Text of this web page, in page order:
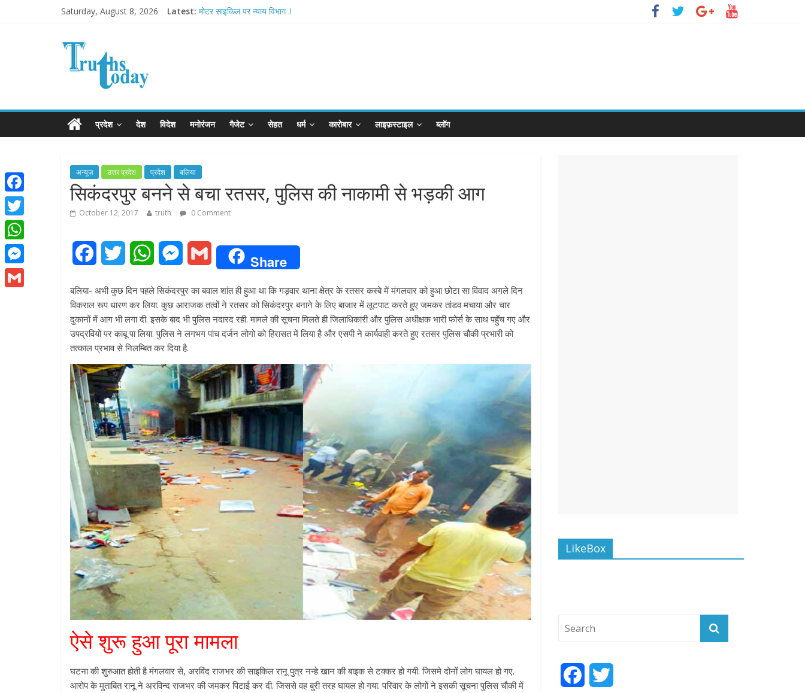
Saturday, August 8, 2026 Latest: मोटर साइकिल पर न्याय विभाग .!
प्रदेश देश विदेश मनोरंजन गैजेट सेहत धर्म कारोबार लाइफ़स्टाइल ब्लॉग
अन्यूज़ उत्तर प्रदेश प्रदेश बलिया
सिकंदरपुर बनने से बचा रतसर, पुलिस की नाकामी से भड़की आग
October 12, 2017 truth 0 Comment
c
e
b
o
o
k
i
t
t
e
r
W
a
t
s
A
p
p
M
s
s
e
n
g
e
r
a
i
Share
बलिया- अभी कुछ दिन पहले सिकंदरपुर का बवाल शांत ही हुआ था कि गड़वार थाना क्षेत्र के रतसर कस्बे में मंगलवार को हुआ छोटा सा विवाद अगले दिन
विकराल रूप धारण कर लिया. कुछ आराजक तत्वों ने रतसर को सिकंदरपुर बनाने के लिए बाजार में लूटपाट करते हुए जमकर तांडव मचाया और चार
दुकानों में आग भी लगा दी. इसके बाद भी पुलिस नदारद रही. मामले की सूचना मिलते ही जिलाधिकारी और पुलिस अधीक्षक भारी फोर्स के साथ पहुँच गए और
उपद्रवियों पर काबू पा लिया. पुलिस ने लगभग पांच दर्जन लोगो को हिरासत में लिया है और एसपी ने कार्यवाही करते हुए रतसर पुलिस चौकी प्रभारी को
तत्काल प्रभाव से निलम्बित कर दिया है.
ऐसे शुरू हुआ पूरा मामला
घटना की शुरुआत होती है मंगलवार से, अरविंद राजभर की साइकिल रानू पुत्र नन्हे खान की बाइक से टक्कर हो गयी. जिसमे दोनों लोग घायल हो गए.
आरोप के मुताबित रानू ने अरविन्द राजभर की जमकर पिटाई कर दी. जिससे वह बुरी तरह घायल हो गया. परिवार के लोगों ने इसकी सूचना पुलिस चौकी में
LikeBox
F
a
c
e
b
T
w
i
t
W
h
a
M